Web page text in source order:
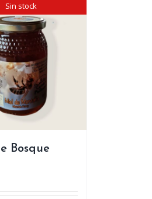
Sin stock
Bosque